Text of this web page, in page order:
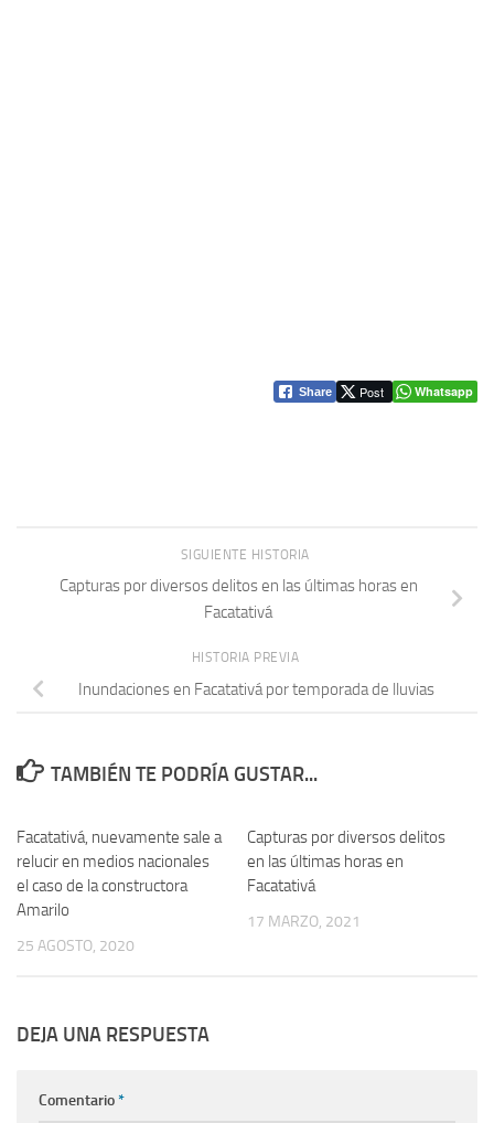
Share Post Whatsapp
SIGUIENTE HISTORIA
Capturas por diversos delitos en las últimas horas en
Facatativá
HISTORIA PREVIA
Inundaciones en Facatativá por temporada de lluvias
TAMBIÉN TE PODRÍA GUSTAR...
Facatativá, nuevamente sale a
relucir en medios nacionales
el caso de la constructora
Amarilo
25 AGOSTO, 2020
Capturas por diversos delitos
en las últimas horas en
Facatativá
17 MARZO, 2021
DEJA UNA RESPUESTA
Comentario*